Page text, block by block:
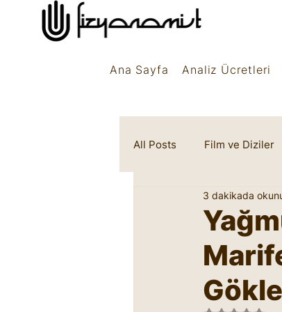
Ana Sayfa Analiz Ücretleri
All Posts Film ve Diziler
Rüya Sembolleri
3 dakikada